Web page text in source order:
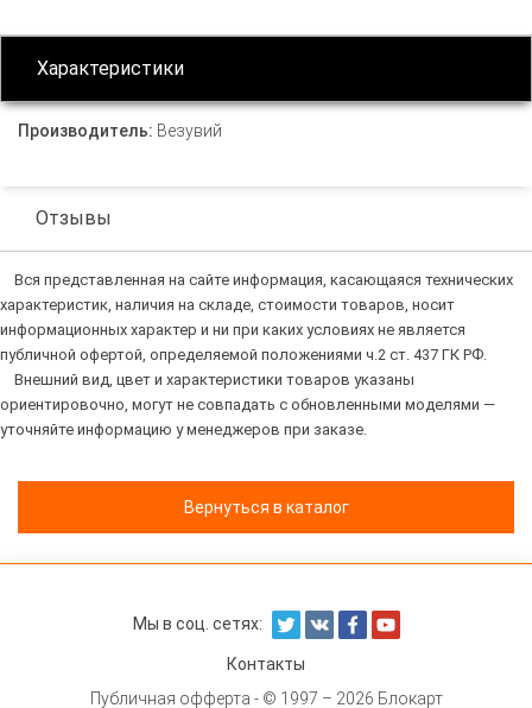
Характеристики
Производитель: Везувий
Отзывы
Вся представленная на сайте информация, касающаяся технических
характеристик, наличия на складе, стоимости товаров, носит
информационных характер и ни при каких условиях не является
публичной офертой, определяемой положениями ч.2 ст. 437 ГК РФ.
Внешний вид, цвет и характеристики товаров указаны
ориентировочно, могут не совпадать с обновленными моделями —
уточняйте информацию у менеджеров при заказе.
Вернуться в каталог
Мы в соц. сетях:
Контакты
Публичная офферта - © 1997 – 2026 Блокарт